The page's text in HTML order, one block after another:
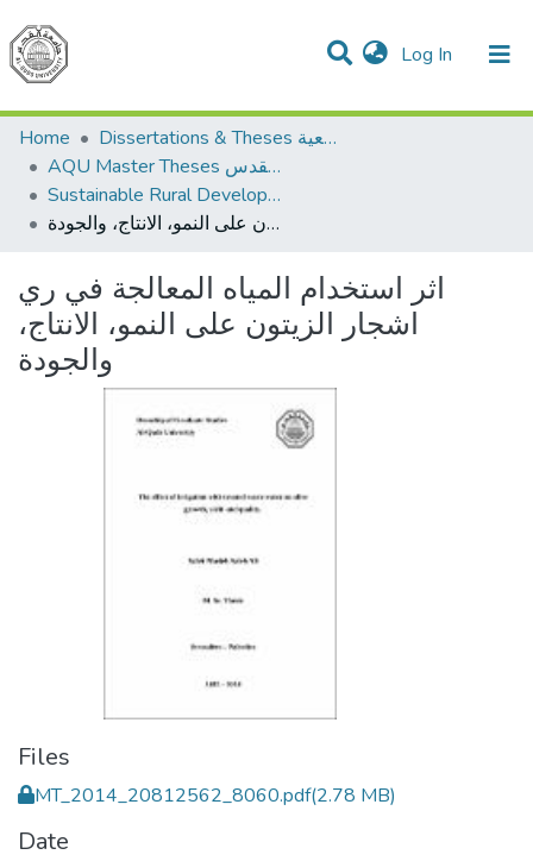
Log In (current)
Communities & Collections
All of DSpace
Home
Dissertations & Theses الرسائل الجامعية
AQU Master Theses الرسائل الجامعية الخاصة بجامعة القدس
Sustainable Rural Development التنمية الريفية المستدامة
اثر استخدام المياه المعالجة في ري اشجار الزيتون على النمو، الانتاج، والجودة
اثر استخدام المياه المعالجة في ري
اشجار الزيتون على النمو، الانتاج،
والجودة
Files
MT_2014_20812562_8060.pdf(2.78 MB)
Date